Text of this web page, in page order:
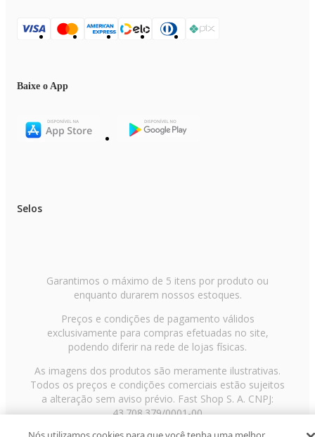
Baixe o App
Selos
Garantimos o máximo de 5 itens por produto ou
enquanto durarem nossos estoques.
Preços e condições de pagamento válidos
exclusivamente para compras efetuadas no site,
podendo diferir na rede de lojas físicas.
As imagens dos produtos são meramente ilustrativas.
Todos os preços e condições comerciais estão sujeitos
a alteração sem aviso prévio. Fast Shop S. A. CNPJ:
43.708.379/0001-00